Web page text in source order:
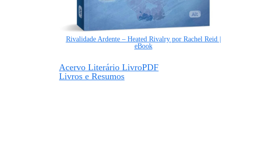
Rivalidade Ardente – Heated Rivalry por Rachel Reid |
eBook
Acervo Literário LivroPDF
Livros e Resumos